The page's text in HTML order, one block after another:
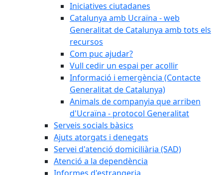
Iniciatives ciutadanes
Catalunya amb Ucraïna - web
Generalitat de Catalunya amb tots els
recursos
Com puc ajudar?
Vull cedir un espai per acollir
Informació i emergència (Contacte
Generalitat de Catalunya)
Animals de companyia que arriben
d'Ucraïna - protocol Generalitat
Serveis socials bàsics
Ajuts atorgats i denegats
Servei d'atenció domiciliària (SAD)
Atenció a la dependència